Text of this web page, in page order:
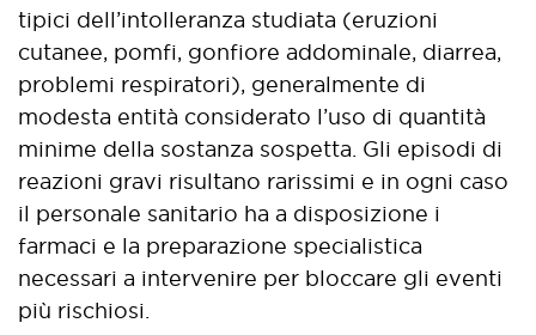
tipici dell’intolleranza studiata (eruzioni
cutanee, pomfi, gonfiore addominale, diarrea,
problemi respiratori), generalmente di
modesta entità considerato l’uso di quantità
minime della sostanza sospetta. Gli episodi di
reazioni gravi risultano rarissimi e in ogni caso
il personale sanitario ha a disposizione i
farmaci e la preparazione specialistica
necessari a intervenire per bloccare gli eventi
più rischiosi.